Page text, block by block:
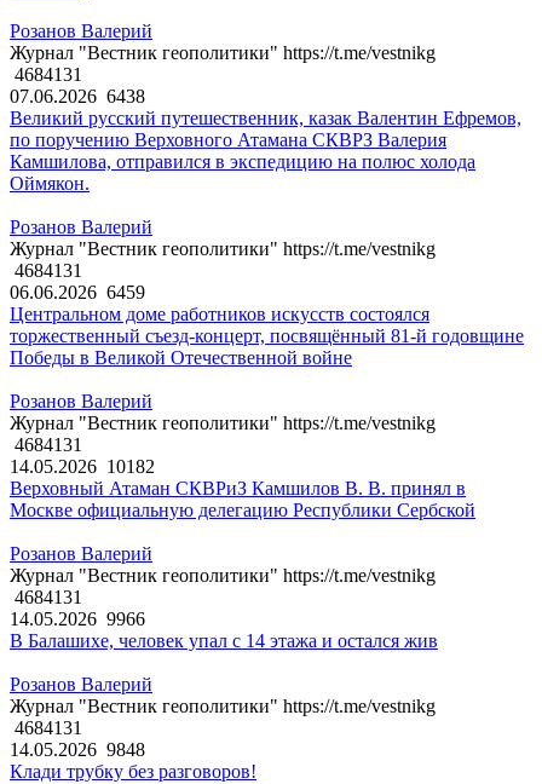
Розанов Валерий
Журнал "Вестник геополитики" https://t.me/vestnikg
4684131
07.06.2026 6438
Великий русский путешественник, казак Валентин Ефремов,
по поручению Верховного Атамана СКВРЗ Валерия
Камшилова, отправился в экспедицию на полюс холода
Оймякон.
Розанов Валерий
Журнал "Вестник геополитики" https://t.me/vestnikg
4684131
06.06.2026 6459
Центральном доме работников искусств состоялся
торжественный съезд-концерт, посвящённый 81-й годовщине
Победы в Великой Отечественной войне
Розанов Валерий
Журнал "Вестник геополитики" https://t.me/vestnikg
4684131
14.05.2026 10182
Верховный Атаман СКВРиЗ Камшилов В. В. принял в
Москве официальную делегацию Республики Сербской
Розанов Валерий
Журнал "Вестник геополитики" https://t.me/vestnikg
4684131
14.05.2026 9966
В Балашихе, человек упал с 14 этажа и остался жив
Розанов Валерий
Журнал "Вестник геополитики" https://t.me/vestnikg
4684131
14.05.2026 9848
Клади трубку без разговоров!